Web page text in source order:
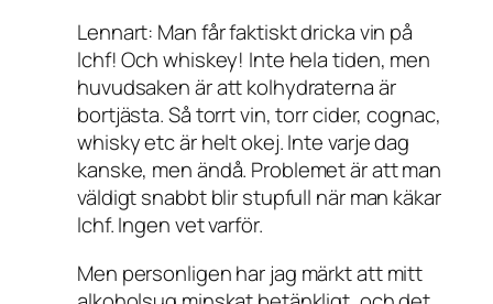
Lennart: Man får faktiskt dricka vin på
lchf! Och whiskey! Inte hela tiden, men
huvudsaken är att kolhydraterna är
bortjästa. Så torrt vin, torr cider, cognac,
whisky etc är helt okej. Inte varje dag
kanske, men ändå. Problemet är att man
väldigt snabbt blir stupfull när man käkar
lchf. Ingen vet varför.
Men personligen har jag märkt att mitt